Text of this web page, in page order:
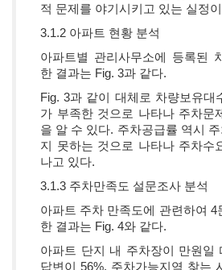
적 문제를 야기시키고 있는 실정
3.1.2 아파트 현황 분석
아파트별 관리사무소에 등록된
한 결과는 Fig. 3과 같다.
Fig. 3과 같이 대체로 차량보유대
가 부족한 것으로 나타나 주차문
을 알 수 있다. 주차공급률 역시
지 못하는 것으로 나타나 주차수
나고 있다.
3.1.3 주차만족도 설문조사 분석
아파트 주차 만족도에 관련하여 4
한 결과는 Fig. 4와 같다.
아파트 단지 내 주차장이 만원일
답변이 56%, 주차가능지역 찾는